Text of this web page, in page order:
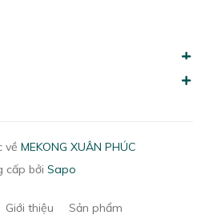
về MEKONG XUÂN PHÚC
cấp bởi Sapo
Giới thiệu Sản phẩm